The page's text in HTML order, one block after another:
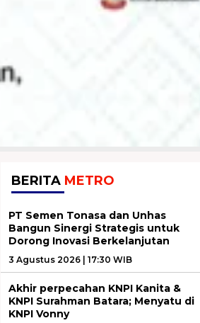
BERITA METRO
PT Semen Tonasa dan Unhas
Bangun Sinergi Strategis untuk
Dorong Inovasi Berkelanjutan
3 Agustus 2026 | 17:30 WIB
Akhir perpecahan KNPI Kanita &
KNPI Surahman Batara; Menyatu di
KNPI Vonny